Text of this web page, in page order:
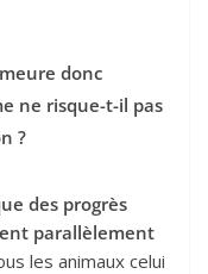
donc
ne risque-t-il pas
?
des progrès
parallèlement
les animaux celui